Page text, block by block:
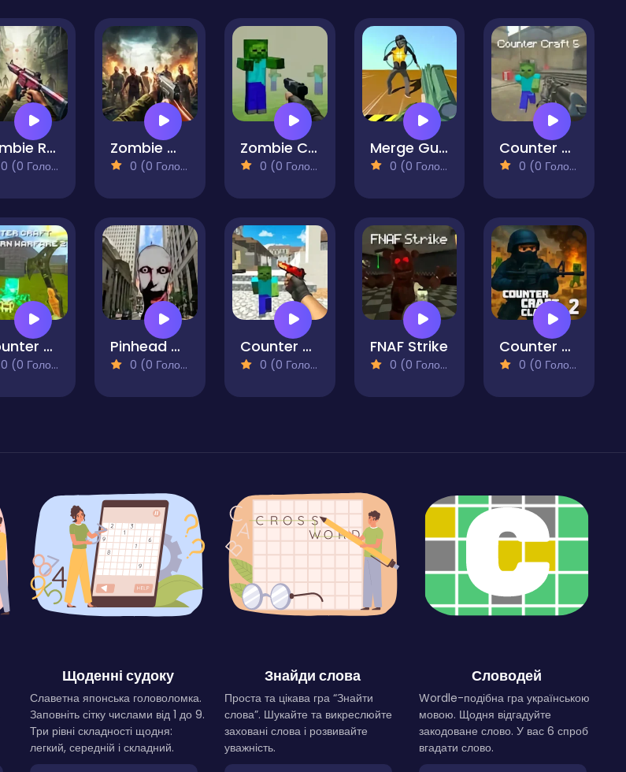
Zombie Reaper Shooter
0 (0 Голосів)
Zombie World War Shooting
0 (0 Голосів)
Zombie Counter Craft
0 (0 Голосів)
Merge Gun FPS Shooting Zombie
0 (0 Голосів)
Counter Craft 5
0 (0 Голосів)
Counter Craft Modern Warfare 2
0 (0 Голосів)
Pinhead Nextbots Shooter Action
0 (0 Голосів)
Counter Craft 3 Zombies
0 (0 Голосів)
FNAF Strike
0 (0 Голосів)
Counter Craft Classic 2
0 (0 Голосів)
Щоденні судоку
Славетна японська головоломка.
Заповніть сітку числами від 1 до 9.
Три рівні складності щодня:
легкий, середній і складний.
Знайди слова
Проста та цікава гра “Знайти
слова”. Шукайте та викреслюйте
заховані слова і розвивайте
уважність.
Словодей
Wordle-подібна гра українською
мовою. Щодня відгадуйте
закодоване слово. У вас 6 спроб
вгадати слово.